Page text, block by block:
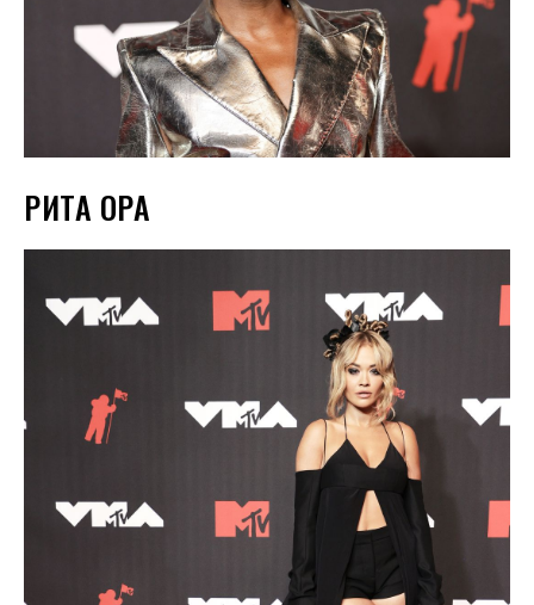
РИТА ОРА